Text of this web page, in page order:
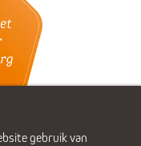
gebruik van